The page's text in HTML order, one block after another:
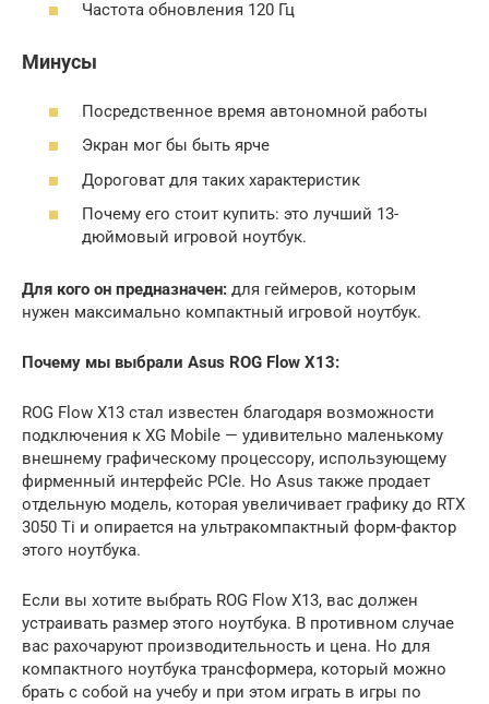
Частота обновления 120 Гц
Минусы
Посредственное время автономной работы
Экран мог бы быть ярче
Дороговат для таких характеристик
Почему его стоит купить: это лучший 13-
дюймовый игровой ноутбук.
Для кого он предназначен: для геймеров, которым
нужен максимально компактный игровой ноутбук.
Почему мы выбрали Asus ROG Flow X13:
ROG Flow X13 стал известен благодаря возможности
подключения к XG Mobile — удивительно маленькому
внешнему графическому процессору, использующему
фирменный интерфейс PCIe. Но Asus также продает
отдельную модель, которая увеличивает графику до RTX
3050 Ti и опирается на ультракомпактный форм-фактор
этого ноутбука.
Если вы хотите выбрать ROG Flow X13, вас должен
устраивать размер этого ноутбука. В противном случае
вас рахочаруют производительность и цена. Но для
компактного ноутбука трансформера, который можно
брать с собой на учебу и при этом играть в игры по